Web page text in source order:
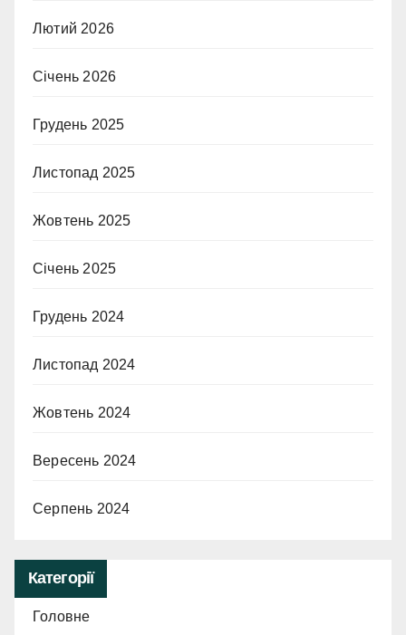
Лютий 2026
Січень 2026
Грудень 2025
Листопад 2025
Жовтень 2025
Січень 2025
Грудень 2024
Листопад 2024
Жовтень 2024
Вересень 2024
Серпень 2024
Категорії
Головне